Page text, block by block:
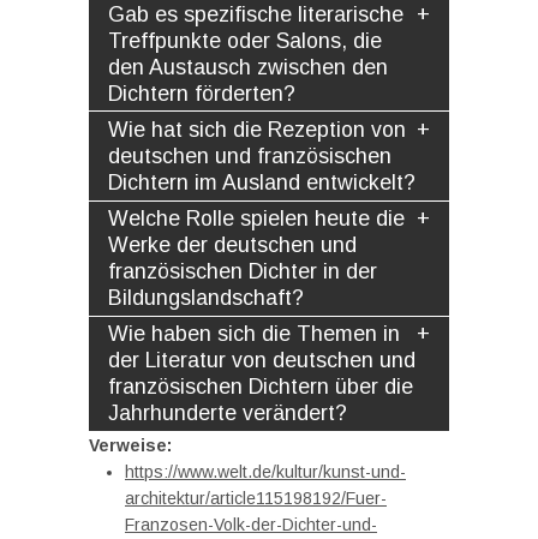
Gab es spezifische literarische
Treffpunkte oder Salons, die
den Austausch zwischen den
Dichtern förderten?
Wie hat sich die Rezeption von
deutschen und französischen
Dichtern im Ausland entwickelt?
Welche Rolle spielen heute die
Werke der deutschen und
französischen Dichter in der
Bildungslandschaft?
Wie haben sich die Themen in
der Literatur von deutschen und
französischen Dichtern über die
Jahrhunderte verändert?
Verweise:
https://www.welt.de/kultur/kunst-und-
architektur/article115198192/Fuer-
Franzosen-Volk-der-Dichter-und-